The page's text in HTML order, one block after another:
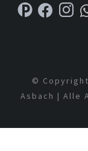
©
Asbach | Alle